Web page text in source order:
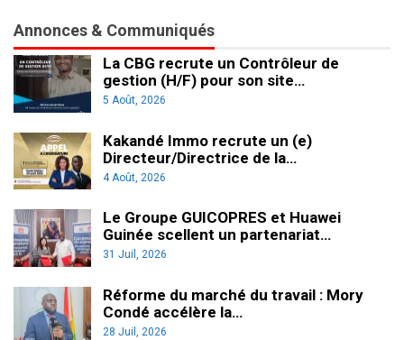
Annonces & Communiqués
La CBG recrute un Contrôleur de
gestion (H/F) pour son site…
5 Août, 2026
Kakandé Immo recrute un (e)
Directeur/Directrice de la…
4 Août, 2026
Le Groupe GUICOPRES et Huawei
Guinée scellent un partenariat…
31 Juil, 2026
Réforme du marché du travail : Mory
Condé accélère la…
28 Juil, 2026